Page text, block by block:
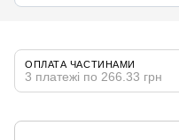
ОПЛАТА ЧАСТИНАМИ
3 платежі по 266.33 грн